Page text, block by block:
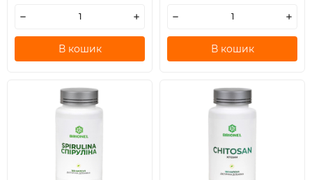
В кошик В кошик